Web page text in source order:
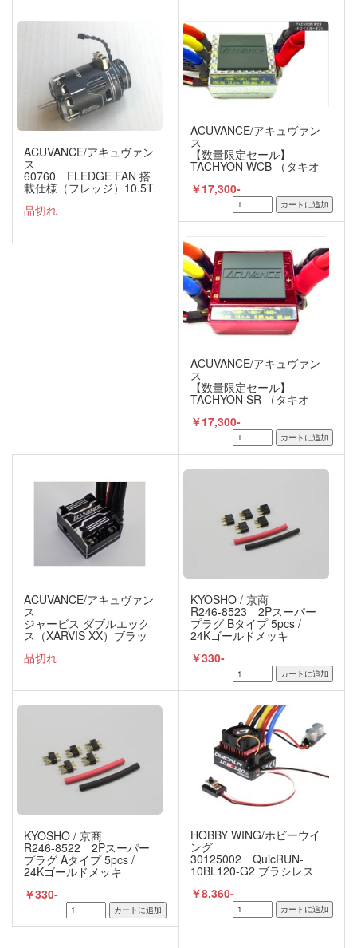
ACUVANCE/アキュヴァン
ス
60760 FLEDGE FAN 搭
載仕様（フレッジ）10.5T
ブラシレスモーター ブ
ラック
品切れ
ACUVANCE/アキュヴァン
ス
【数量限定セール】
TACHYON WCB （タキオ
ン）ホワイトカーボンカ
ラー ブラシレスモーター
￥17,300-
ACUVANCE/アキュヴァン
ス
【数量限定セール】
TACHYON SR （タキオ
ン）シャインレッドカラ
ー ブラシレスモーター用
￥17,300-
ACUVANCE/アキュヴァン
ス
ジャービス ダブルエック
ス（XARVIS XX）ブラッ
ク ブラシレスモーター
用ESC
品切れ
KYOSHO / 京商
R246-8523 2Pスーパー
プラグ Bタイプ 5pcs /
24Kゴールドメッキ
￥330-
KYOSHO / 京商
R246-8522 2Pスーパー
プラグ Aタイプ 5pcs /
24Kゴールドメッキ
￥330-
HOBBY WING/ホビーウイ
ング
30125002 QuicRUN-
10BL120-G2 ブラシレス
4A/6V-7.4V 【1/10用】
￥8,360-